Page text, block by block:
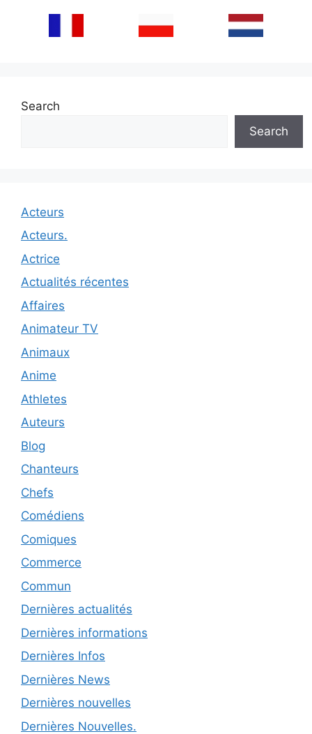
Search
Search
Acteurs
Acteurs.
Actrice
Actualités récentes
Affaires
Animateur TV
Animaux
Anime
Athletes
Auteurs
Blog
Chanteurs
Chefs
Comédiens
Comiques
Commerce
Commun
Dernières actualités
Dernières informations
Dernières Infos
Dernières News
Dernières nouvelles
Dernières Nouvelles.